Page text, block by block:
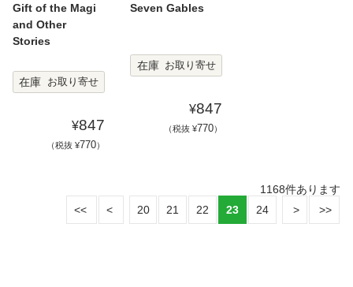
Gift of the Magi
and Other
Stories
在庫 お取り寄せ
¥847
（税抜 ¥770）
Seven Gables
在庫 お取り寄せ
¥847
（税抜 ¥770）
1168件あります
20
21 22 23 24